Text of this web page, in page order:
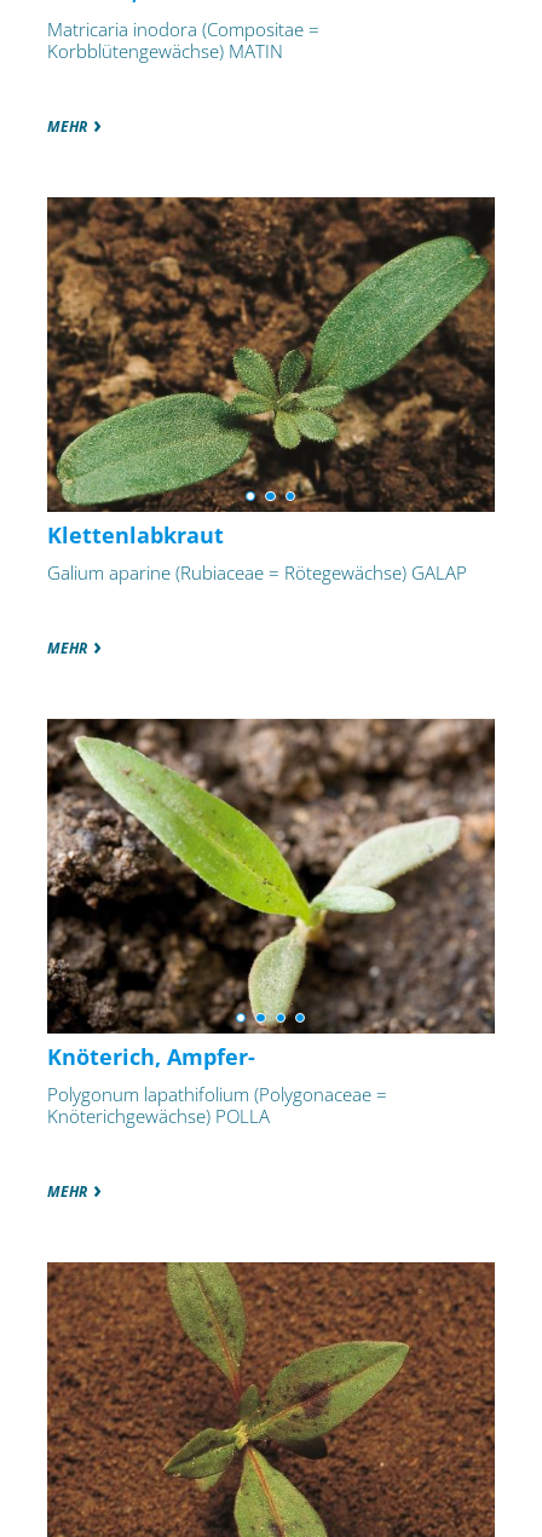
Matricaria inodora (Compositae =
Korbblütengewächse) MATIN
MEHR
Klettenlabkraut
Galium aparine (Rubiaceae = Rötegewächse) GALAP
MEHR
Knöterich, Ampfer-
Polygonum lapathifolium (Polygonaceae =
Knöterichgewächse) POLLA
MEHR